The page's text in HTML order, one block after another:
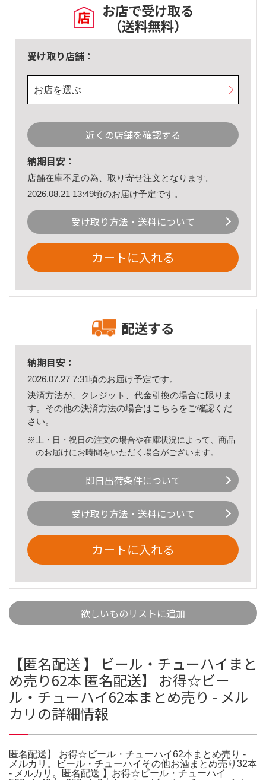
お店で受け取る
（送料無料）
受け取り店舗：
お店を選ぶ
近くの店舗を確認する
納期目安：
店舗在庫不足の為、取り寄せ注文となります。
2026.08.21 13:49頃のお届け予定です。
受け取り方法・送料について
カートに入れる
配送する
納期目安：
2026.07.27 7:31頃のお届け予定です。
決済方法が、クレジット、代金引換の場合に限りま
す。その他の決済方法の場合はこちら をご確認くだ
さい。
※土・日・祝日の注文の場合や在庫状況によって、商品
のお届けにお時間をいただく場合がございます。
即日出荷条件について
受け取り方法・送料について
カートに入れる
欲しいものリストに追加
【匿名配送 】 ビール・チューハイまと
め売り62本 匿名配送】 お得☆ビー
ル・チューハイ62本まとめ売り - メル
カリの詳細情報
匿名配送】 お得☆ビール・チューハイ62本まとめ売り -
メルカリ。ビール・チューハイその他お酒まとめ売り32本
- メルカリ。匿名配送 】お得☆ビール・チューハイ